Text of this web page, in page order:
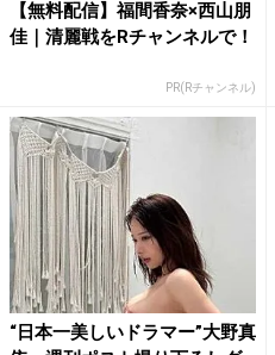
【無料配信】福間香奈×西山朋
佳｜清麗戦をRチャンネルで！
PR(Rチャンネル)
“日本一美しいドラマー”大野真